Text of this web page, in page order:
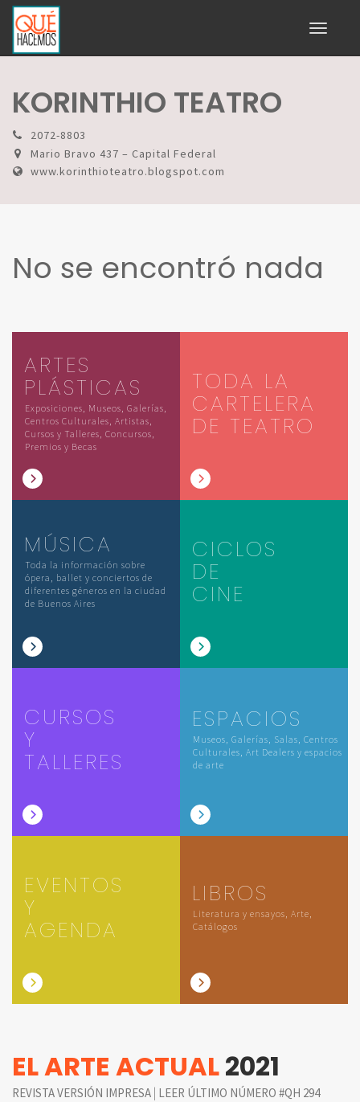
Toggle
KORINTHIO TEATRO
2072-8803
Mario Bravo 437 – Capital Federal
www.korinthioteatro.blogspot.com
No se encontró nada
ARTES
PLÁSTICAS
Exposiciones, Museos, Galerías,
Centros Culturales, Artistas,
Cursos y Talleres, Concursos,
Premios y Becas
TODA LA
CARTELERA
DE TEATRO
MÚSICA
Toda la información sobre
ópera, ballet y conciertos de
diferentes géneros en la ciudad
de Buenos Aires
CICLOS
DE
CINE
CURSOS
Y
TALLERES
ESPACIOS
Museos, Galerías, Salas, Centros
Culturales, Art Dealers y espacios
de arte
EVENTOS
Y
AGENDA
LIBROS
Literatura y ensayos, Arte,
Catálogos
EL ARTE ACTUAL2021
REVISTA VERSIÓN IMPRESA | LEER ÚLTIMO NÚMERO #QH 294